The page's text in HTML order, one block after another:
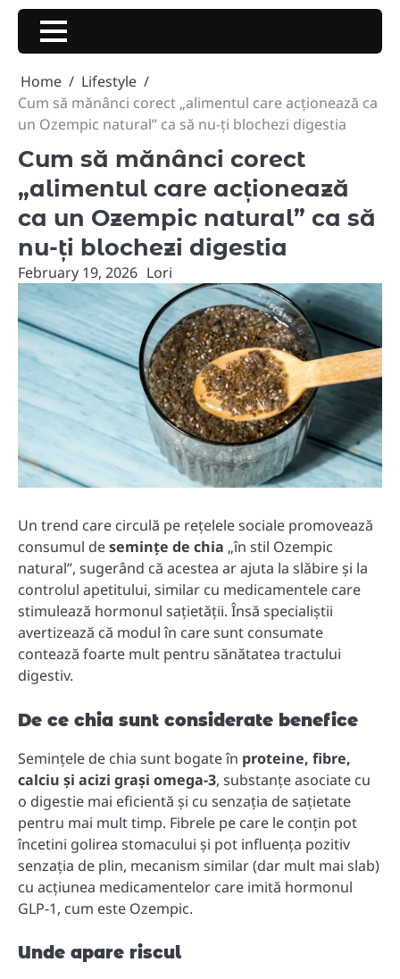
Skip
content
Home
Lifestyle
Cum să mănânci corect „alimentul care acționează ca
un Ozempic natural” ca să nu-ți blochezi digestia
Cum să mănânci corect
„alimentul care acționează
ca un Ozempic natural” ca să
nu-ți blochezi digestia
February 19, 2026 Lori
Un trend care circulă pe rețelele sociale promovează
consumul desemințe de chia „în stil Ozempic
natural”, sugerând că acestea ar ajuta la slăbire și la
controlul apetitului, similar cu medicamentele care
stimulează hormonul sațietății. Însă specialiștii
avertizează că modul în care sunt consumate
contează foarte mult pentru sănătatea tractului
digestiv.
De ce chia sunt considerate benefice
Semințele de chia sunt bogate în proteine, fibre,
calciu și acizi grași omega-3, substanțe asociate cu
o digestie mai eficientă și cu senzația de sațietate
pentru mai mult timp. Fibrele pe care le conțin pot
încetini golirea stomacului și pot influența pozitiv
senzația de plin, mecanism similar (dar mult mai slab)
cu acțiunea medicamentelor care imită hormonul
GLP-1, cum este Ozempic.
Unde apare riscul